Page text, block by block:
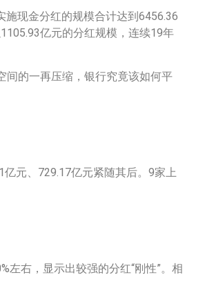
现金分红的规模合计达到6456.36
亿元的分红规模，连续19年
间的一再压缩，银行究竟该如何平
元、729.17亿元紧随其后。9家上
左右，显示出较强的分红“刚性”。相